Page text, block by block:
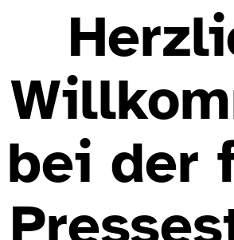
bei der